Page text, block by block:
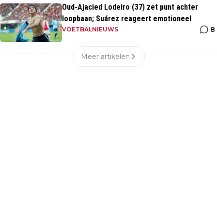
Oud-Ajacied Lodeiro (37) zet punt achter
loopbaan; Suárez reageert emotioneel
VOETBALNIEUWS 8
Meer artikelen